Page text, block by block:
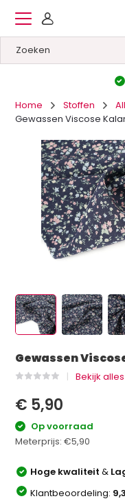
Home
Stoffen
Gewassen Viscose
Gewassen
Bekijk
€ 5,90
Op voorraad
Meterprijs:€5,90
Hoge kwaliteit&
Klantbeoordeling: